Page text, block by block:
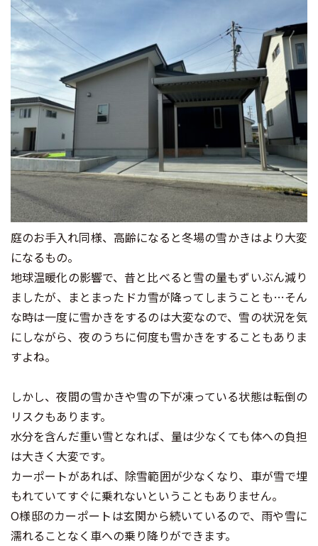
庭のお手入れ同様、高齢になると冬場の雪かきはより大変
になるもの。
地球温暖化の影響で、昔と比べると雪の量もずいぶん減り
ましたが、まとまったドカ雪が降ってしまうことも…そん
な時は一度に雪かきをするのは大変なので、雪の状況を気
にしながら、夜のうちに何度も雪かきをすることもありま
すよね。
しかし、夜間の雪かきや雪の下が凍っている状態は転倒の
リスクもあります。
水分を含んだ重い雪となれば、量は少なくても体への負担
は大きく大変です。
カーポートがあれば、除雪範囲が少なくなり、車が雪で埋
もれていてすぐに乗れないということもありません。
O様邸のカーポートは玄関から続いているので、雨や雪に
濡れることなく車への乗り降りができます。